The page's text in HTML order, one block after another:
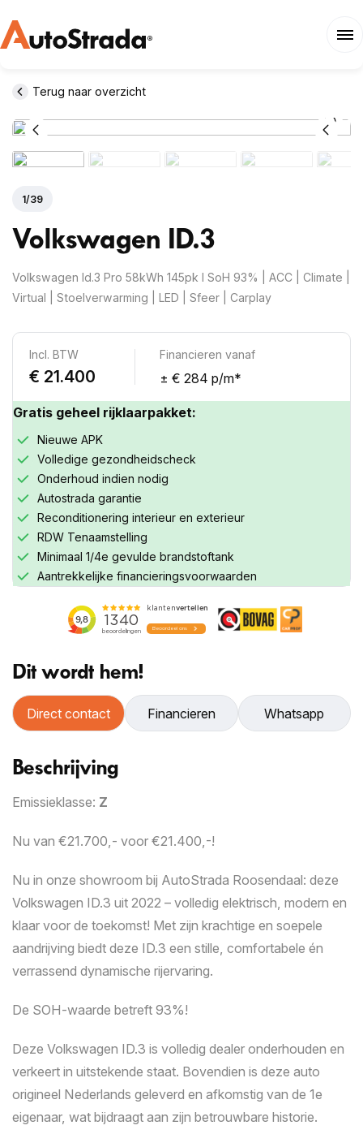
Inruilwaarde
Snelle waardebepaling
Autogegevens
We stellen u een aantal vragen om op afstand een
van uw auto. Zorg ervoor dat u minimaal negen
duidelijke foto’s van zowel het interieur als het
exterieur, inclusief eventuele schades, gereed hebt.
Deze kunt u uploaden in stap 2. Zodra alle
benodigde informatie en scherpe foto’s zijn
uur een inruilvoorstel.
Kenteken
Kilometerstand
Terug naar overzicht
1/39
Volkswagen ID.3
Volkswagen Id.3 Pro 58kWh 145pk I SoH 93% | ACC | Climate |
Virtual | Stoelverwarming | LED | Sfeer | Carplay
Incl. BTW
€ 21.400
Financieren vanaf
± € 284 p/m*
Gratis geheel rijklaarpakket:
Nieuwe APK
Volledige gezondheidscheck
Onderhoud indien nodig
Autostrada garantie
Reconditionering interieur en exterieur
RDW Tenaamstelling
Minimaal 1/4e gevulde brandstoftank
Aantrekkelijke financieringsvoorwaarden
Dit wordt hem!
Direct contact Financieren Whatsapp
Beschrijving
Emissieklasse: Z
Nu van €21.700,- voor €21.400,-!
Nu in onze showroom bij AutoStrada Roosendaal: deze
Volkswagen ID.3 uit 2022 – volledig elektrisch, modern en
klaar voor de toekomst! Met zijn krachtige en soepele
aandrijving biedt deze ID.3 een stille, comfortabele én
verrassend dynamische rijervaring.
De SOH-waarde betreft 93%!
Deze Volkswagen ID.3 is volledig dealer onderhouden en
verkeert in uitstekende staat. Bovendien is deze auto
origineel Nederlands geleverd en afkomstig van de 1e
eigenaar, wat bijdraagt aan zijn betrouwbare historie.